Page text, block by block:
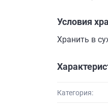
Условия
Хранить в
Категория: